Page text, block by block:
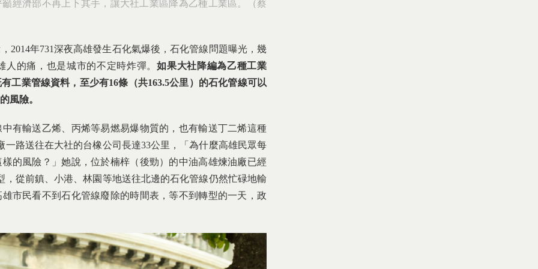
經濟部不再上下其手，讓大社工業區降為乙種工業區。（蔡
2014年731深夜高雄發生石化氣爆後，石化管線問題曝光，幾
人的痛，也是城市的不定時炸彈。如果大社降編為乙種工業
工業管線資料，至少有16條（共163.5公里）的石化管線可以
風險。
有輸送乙烯、丙烯等易燃易爆物質的，也有輸送丁二烯這種
一路送往在大社的台橡公司長達33公里，「為什麼高雄民眾每
的風險？」她說，位於楠梓（後勁）的中油高雄煉油廠已經
，從前鎮、小港、林園等地送往北邊的石化管線仍然忙碌地輸
市民看不到石化管線廢除的時間表，等不到轉型的一天，政